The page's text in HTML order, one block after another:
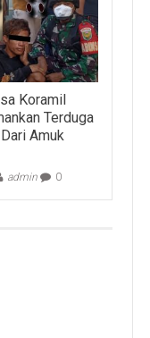
Koramil
Terduga
Amuk
admin 0